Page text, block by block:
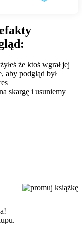
że ktoś wgrał jej
aby podgląd był
skargę i usuniemy